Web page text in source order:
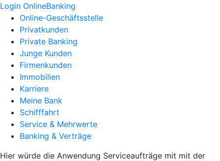
Login OnlineBanking
Online-Geschäftsstelle
Privatkunden
Private Banking
Junge Kunden
Firmenkunden
Immobilien
Karriere
Meine Bank
Schifffahrt
Service & Mehrwerte
Banking & Verträge
Hier würde die Anwendung Serviceaufträge mit mit der